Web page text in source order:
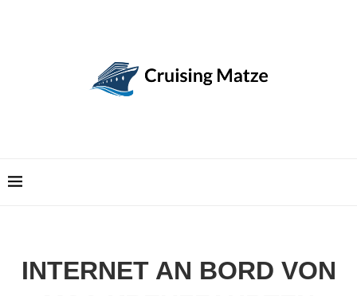
INTERNET AN BORD VON